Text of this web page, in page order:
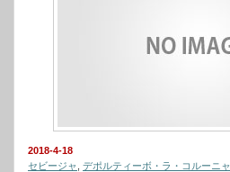
2018-4-18
セビージャ
デポルティーボ・ラ・コルーニャ